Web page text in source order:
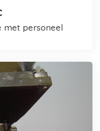
met personeel